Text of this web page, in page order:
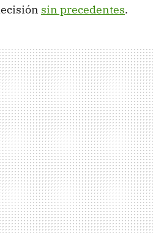
sin precedentes.